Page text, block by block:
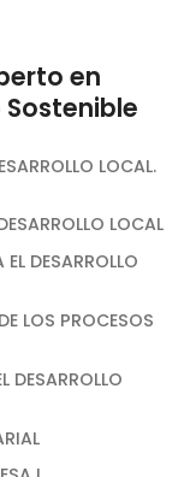
en
LOCAL.
LOCAL
DESARROLLO
LOS PROCESOS
DESARROLLO